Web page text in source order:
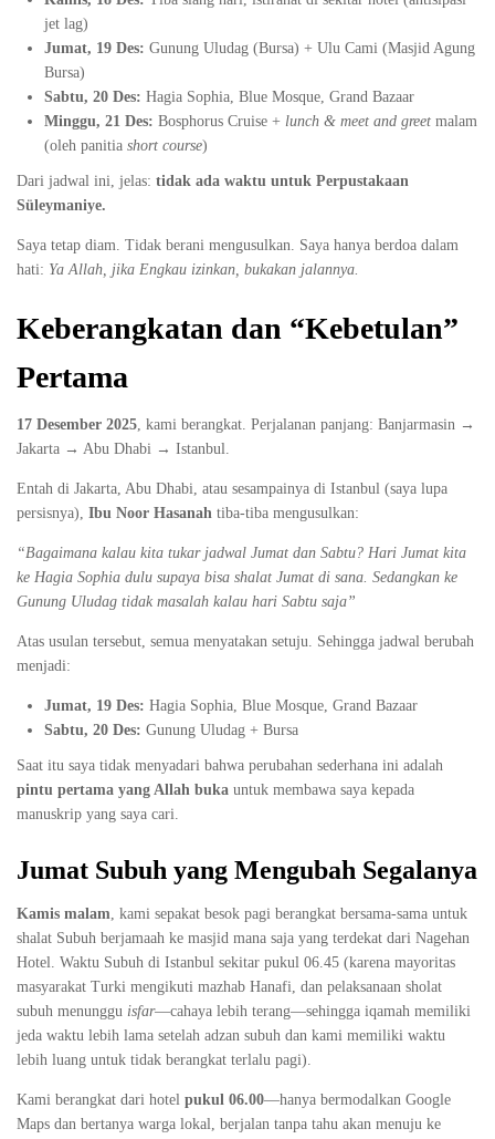
jet lag)
Jumat, 19 Des: Gunung Uludag (Bursa) + Ulu Cami (Masjid Agung
Bursa)
Sabtu, 20 Des: Hagia Sophia, Blue Mosque, Grand Bazaar
Minggu, 21 Des: Bosphorus Cruise + lunch & meet and greet malam
(oleh panitia short course)
Dari jadwal ini, jelas: tidak ada waktu untuk Perpustakaan
Süleymaniye.
Saya tetap diam. Tidak berani mengusulkan. Saya hanya berdoa dalam
hati: Ya Allah, jika Engkau izinkan, bukakan jalannya.
Keberangkatan dan “Kebetulan”
Pertama
17 Desember 2025, kami berangkat. Perjalanan panjang: Banjarmasin →
Jakarta → Abu Dhabi → Istanbul.
Entah di Jakarta, Abu Dhabi, atau sesampainya di Istanbul (saya lupa
persisnya), Ibu Noor Hasanah tiba-tiba mengusulkan:
“Bagaimana kalau kita tukar jadwal Jumat dan Sabtu? Hari Jumat kita
ke Hagia Sophia dulu supaya bisa shalat Jumat di sana. Sedangkan ke
Gunung Uludag tidak masalah kalau hari Sabtu saja”
Atas usulan tersebut, semua menyatakan setuju. Sehingga jadwal berubah
menjadi:
Jumat, 19 Des: Hagia Sophia, Blue Mosque, Grand Bazaar
Sabtu, 20 Des: Gunung Uludag + Bursa
Saat itu saya tidak menyadari bahwa perubahan sederhana ini adalah
pintu pertama yang Allah buka untuk membawa saya kepada
manuskrip yang saya cari.
Jumat Subuh yang Mengubah Segalanya
Kamis malam, kami sepakat besok pagi berangkat bersama-sama untuk
shalat Subuh berjamaah ke masjid mana saja yang terdekat dari Nagehan
Hotel. Waktu Subuh di Istanbul sekitar pukul 06.45 (karena mayoritas
masyarakat Turki mengikuti mazhab Hanafi, dan pelaksanaan sholat
subuh menunggu isfar—cahaya lebih terang—sehingga iqamah memiliki
jeda waktu lebih lama setelah adzan subuh dan kami memiliki waktu
lebih luang untuk tidak berangkat terlalu pagi).
Kami berangkat dari hotel pukul 06.00—hanya bermodalkan Google
Maps dan bertanya warga lokal, berjalan tanpa tahu akan menuju ke